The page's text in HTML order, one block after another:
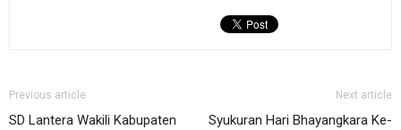
Previous article
SD Lantera Wakili Kabupaten
Next article
Syukuran Hari Bhayangkara Ke-